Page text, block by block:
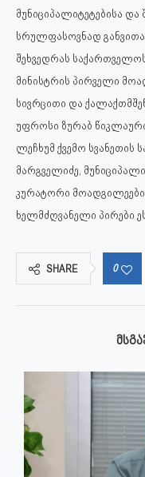
მუნიციპალიტეტებისა
სრულფასოვნად
შეხვედრას
მინისტრის პირველი
სივრცითი და
უფროსი ზურაბ
ლეჩხუმ ქვემო სვანეთის
მარგველიძე,
კურატორი მოადგილეები
ხელმძღვანელი პირები
SHARE 0